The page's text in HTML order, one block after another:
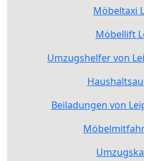
Möbeltaxi
Möbellift
Umzugshelfer von
Beiladungen von